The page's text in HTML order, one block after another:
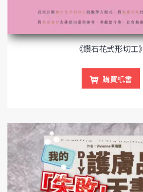
《鑽石花式形切工》
購買紙書